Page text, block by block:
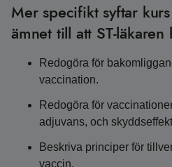
Mer specifikt syftar
ämnet till att ST-läkaren
Redogöra för
vaccination.
Redogöra för
adjuvans, och
Beskriva principer för
vaccin.